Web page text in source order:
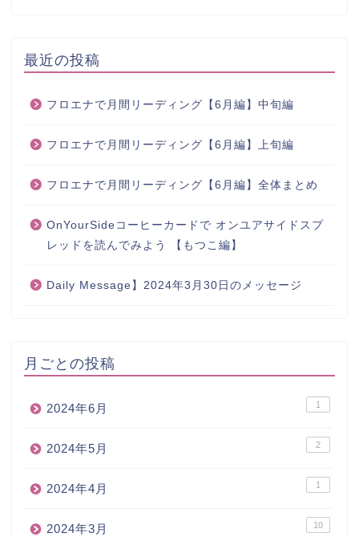
最近の投稿
フロエナで月間リーディング【6月編】中旬編
フロエナで月間リーディング【6月編】上旬編
フロエナで月間リーディング【6月編】全体まとめ
OnYourSideコーヒーカードで オンユアサイドスプ
レッドを読んでみよう 【もつこ編】
Daily Message】2024年3月30日のメッセージ
月ごとの投稿
2024年6月 1
2024年5月 2
2024年4月 1
2024年3月 10